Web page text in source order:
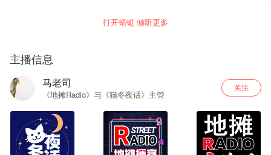
打开蜻蜓 倾听更多
主播信息
马老司
《地摊Radio》与《猫冬夜话》主管
关注